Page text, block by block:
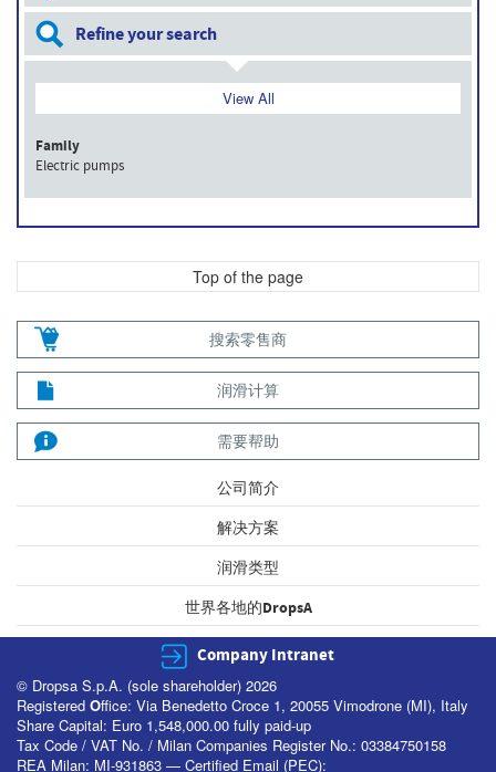
Refine your search
View All
Family
Electric pumps
Top of the page
搜索零售商
润滑计算
需要帮助
公司简介
解决方案
润滑类型
世界各地的DropsA
Company Intranet
© Dropsa S.p.A. (sole shareholder) 2026
Registered Office: Via Benedetto Croce 1, 20055 Vimodrone (MI), Italy
Share Capital: Euro 1,548,000.00 fully paid-up
Tax Code / VAT No. / Milan Companies Register No.: 03384750158
REA Milan: MI-931863 — Certified Email (PEC):